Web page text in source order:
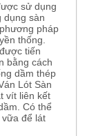
sử dụng
dụng sàn
pháp
thống.
tiến
bằng cách
dầm thép
Lót Sàn
vít liên kết
Có thể
để lát